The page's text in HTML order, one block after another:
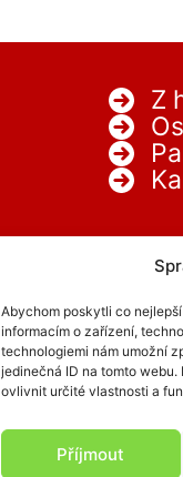
Abychom poskytli co
informacím o zařízení,
technologiemi nám umožní
jedinečná ID na tomto
ovlivnit určité vlastnosti a
Příjmout
Z